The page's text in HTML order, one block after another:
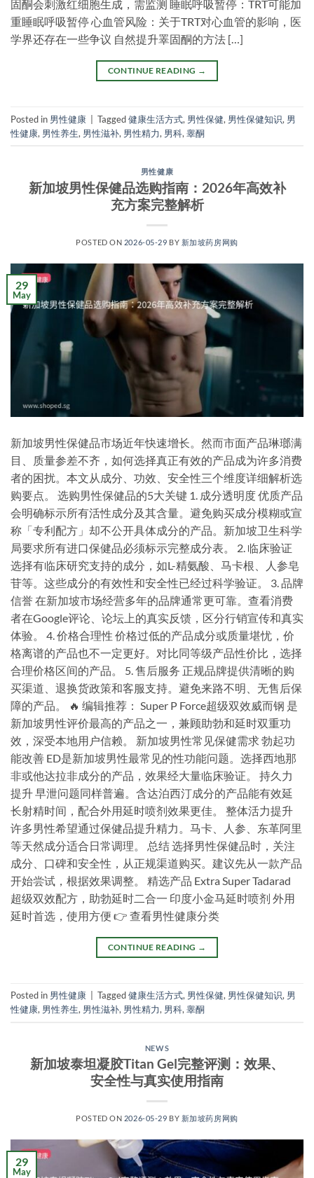
固酮会刺激红细胞生成，需监测 睡眠呼吸暂停：TRT可能加
重睡眠呼吸暂停 心血管风险：关于TRT对心血管的影响，医
学界还存在一些争议 自然提升睪固酮的方法 […]
CONTINUE READING →
Posted in 男性健康 Tagged健康生活方式, 男性保健, 男性保健知识, 男
性健康, 男性养生, 男性滋补, 男性精力, 男科, 睾酮
男性健康
新加坡男性保健品选购指南：2026年高效补
充方案完整解析
POSTED ON 2026-05-29 BY 新加坡药房网购
29
May
新加坡男性保健品市场近年快速增长。然而市面产品琳瑯满
目、质量参差不齐，如何选择真正有效的产品成为许多消费
者的困扰。本文从成分、功效、安全性三个维度详细解析选
购要点。 选购男性保健品的5大关键 1. 成分透明度 优质产品
会明确标示所有活性成分及其含量。避免购买成分模糊或宣
称「专利配方」却不公开具体成分的产品。新加坡卫生科学
局要求所有进口保健品必须标示完整成分表。 2. 临床验证
选择有临床研究支持的成分，如L-精氨酸、马卡根、人参皂
苷等。这些成分的有效性和安全性已经过科学验证。 3. 品牌
信誉 在新加坡市场经营多年的品牌通常更可靠。查看消费
者在Google评论、论坛上的真实反馈，区分行销宣传和真实
体验。 4. 价格合理性 价格过低的产品成分或质量堪忧，价
格离谱的产品也不一定更好。对比同等级产品性价比，选择
合理价格区间的产品。 5. 售后服务 正规品牌提供清晰的购
买渠道、退换货政策和客服支持。避免来路不明、无售后保
障的产品。 🔥 编辑推荐： Super P Force超级双效威而钢 是
新加坡男性评价最高的产品之一，兼顾助勃和延时双重功
效，深受本地用户信赖。 新加坡男性常见保健需求 勃起功
能改善 ED是新加坡男性最常见的性功能问题。选择西地那
非或他达拉非成分的产品，效果经大量临床验证。 持久力
提升 早泄问题同样普遍。含达泊西汀成分的产品能有效延
长射精时间，配合外用延时喷剂效果更佳。 整体活力提升
许多男性希望通过保健品提升精力。马卡、人参、东革阿里
等天然成分适合日常调理。 总结 选择男性保健品时，关注
成分、口碑和安全性，从正规渠道购买。建议先从一款产品
开始尝试，根据效果调整。 精选产品 Extra Super Tadarad
超级双效配方，助勃延时二合一 印度小金马延时喷剂 外用
延时首选，使用方便 👉 查看男性健康分类
CONTINUE READING →
Posted in 男性健康 Tagged健康生活方式, 男性保健, 男性保健知识, 男
性健康, 男性养生, 男性滋补, 男性精力, 男科, 睾酮
NEWS
新加坡泰坦凝胶Titan Gel完整评测：效果、
安全性与真实使用指南
POSTED ON 2026-05-29 BY 新加坡药房网购
29
May